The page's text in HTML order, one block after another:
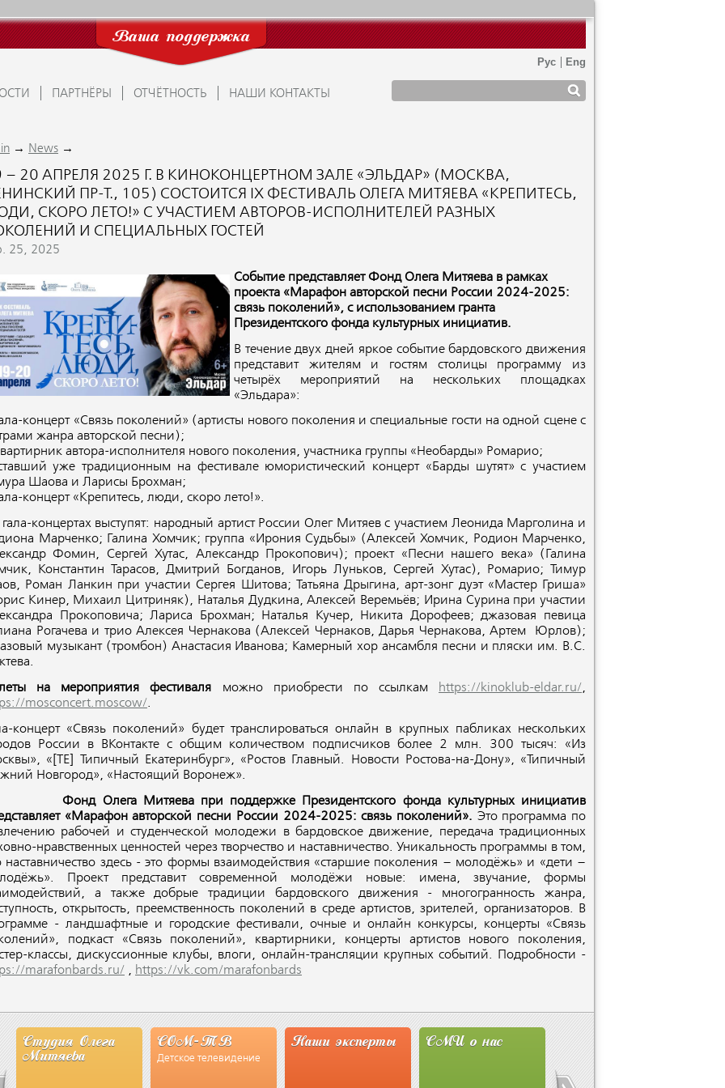
Ваша поддержка
ПАРТНЁРЫ ОТЧЁТНОСТЬ НАШИ КОНТАКТЫ
→ News →
– 20 АПРЕЛЯ 2025 Г. В КИНОКОНЦЕРТНОМ ЗАЛЕ «ЭЛЬДАР» (МОСКВА,
ПР-Т., 105) СОСТОИТСЯ IX ФЕСТИВАЛЬ ОЛЕГА МИТЯЕВА «КРЕПИТЕСЬ,
СКОРО ЛЕТО!» С УЧАСТИЕМ АВТОРОВ-ИСПОЛНИТЕЛЕЙ РАЗНЫХ
И СПЕЦИАЛЬНЫХ ГОСТЕЙ
25, 2025
Событие представляет Фонд Олега Митяева в рамках
проекта «Марафон авторской песни России 2024-2025:
связь поколений», с использованием гранта
Президентского фонда культурных инициатив.
В течение двух дней яркое событие бардовского движения
представит жителям и гостям столицы программу из
четырёх мероприятий на нескольких площадках
«Эльдара»:
концерт «Связь поколений» (артисты нового поколения и специальные гости на одной сцене с
жанра авторской песни);
автора-исполнителя нового поколения, участника группы «Необарды» Ромарио;
уже традиционным на фестивале юмористический концерт «Барды шутят» с участием
Шаова и Ларисы Брохман;
концерт «Крепитесь, люди, скоро лето!».
концертах выступят: народный артист России Олег Митяев с участием Леонида Марголина и
Марченко; Галина Хомчик; группа «Ирония Судьбы» (Алексей Хомчик, Родион Марченко,
Фомин, Сергей Хутас, Александр Прокопович); проект «Песни нашего века» (Галина
Константин Тарасов, Дмитрий Богданов, Игорь Луньков, Сергей Хутас), Ромарио; Тимур
Роман Ланкин при участии Сергея Шитова; Татьяна Дрыгина, арт-зонг дуэт «Мастер Гриша»
Кинер, Михаил Цитриняк), Наталья Дудкина, Алексей Веремьёв; Ирина Сурина при участии
Прокоповича; Лариса Брохман; Наталья Кучер, Никита Дорофеев; джазовая певица
Рогачева и трио Алексея Чернакова (Алексей Чернаков, Дарья Чернакова, Артем Юрлов);
музыкант (тромбон) Анастасия Иванова; Камерный хор ансамбля песни и пляски им. В.С.
на мероприятия фестиваля можно приобрести по ссылкам https://kinoklub-eldar.ru/,
mosconcert.moscow/.
концерт «Связь поколений» будет транслироваться онлайн в крупных пабликах нескольких
России в ВКонтакте с общим количеством подписчиков более 2 млн. 300 тысяч: «Из
«[ТЕ] Типичный Екатеринбург», «Ростов Главный. Новости Ростова-на-Дону», «Типичный
Новгород», «Настоящий Воронеж».
Фонд Олега Митяева при поддержке Президентского фонда культурных инициатив
«Марафон авторской песни России 2024-2025: связь поколений». Это программа по
рабочей и студенческой молодежи в бардовское движение, передача традиционных
нравственных ценностей через творчество и наставничество. Уникальность программы в том,
наставничество здесь - это формы взаимодействия «старшие поколения – молодёжь» и «дети –
Проект представит современной молодёжи новые: имена, звучание, формы
а также добрые традиции бардовского движения - многогранность жанра,
открытость, преемственность поколений в среде артистов, зрителей, организаторов. В
- ландшафтные и городские фестивали, очные и онлайн конкурсы, концерты «Связь
подкаст «Связь поколений», квартирники, концерты артистов нового поколения,
классы, дискуссионные клубы, влоги, онлайн-трансляции крупных событий. Подробности -
marafonbards.ru/ , https://vk.com/marafonbards
Студия Олега
Митяева
СОМ-ТВ
Детское телевидение
Наши эксперты СМИ о нас